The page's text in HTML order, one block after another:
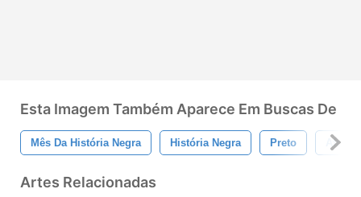
Esta Imagem Também Aparece Em Buscas De
Mês Da História Negra História Negra Preto Afro-
Artes Relacionadas